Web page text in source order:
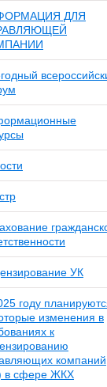
ДЛЯ
УК
году
изменения в
к
компаний
в сфере ЖКХ